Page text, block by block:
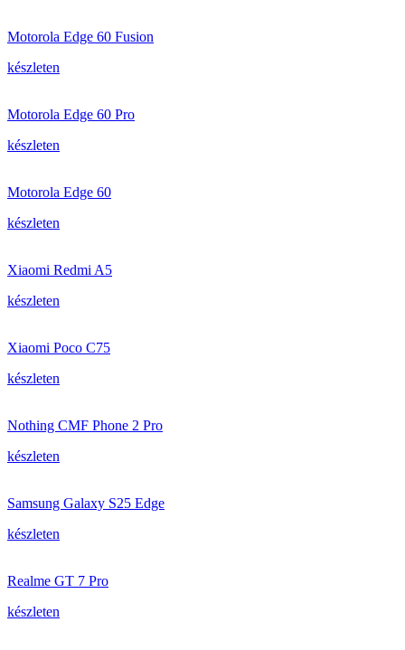
Motorola Edge 60 Fusion
készleten
Motorola Edge 60 Pro
készleten
Motorola Edge 60
készleten
Xiaomi Redmi A5
készleten
Xiaomi Poco C75
készleten
Nothing CMF Phone 2 Pro
készleten
Samsung Galaxy S25 Edge
készleten
Realme GT 7 Pro
készleten